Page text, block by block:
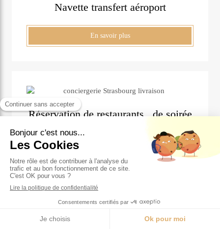
Navette transfert aéroport
En savoir plus
Réservation de restaurants , de soirée